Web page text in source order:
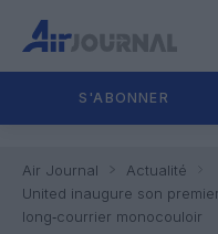
S'ABONNER
Air Journal
Actualité
United inaugure son
long‑courrier monocouloir